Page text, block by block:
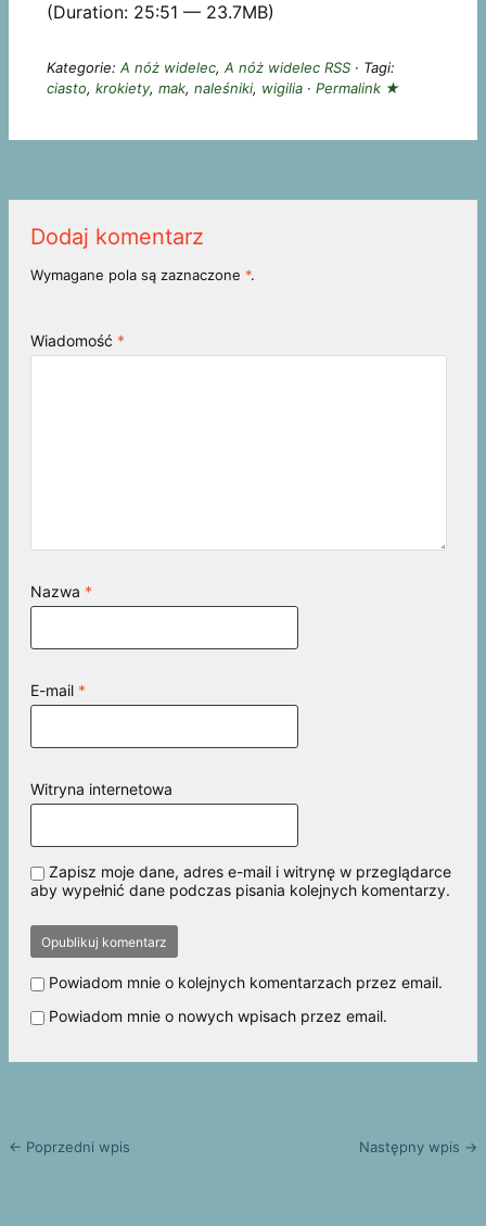
(Duration: 25:51 — 23.7MB)
Kategorie: A nóż widelec, A nóż widelec RSS· Tagi:
ciasto, krokiety, mak, naleśniki, wigilia· Permalink ★
Dodaj komentarz
Wymagane pola są zaznaczone *.
Wiadomość *
Nazwa *
E-mail *
Witryna internetowa
Zapisz moje dane, adres e-mail i witrynę w przeglądarce
aby wypełnić dane podczas pisania kolejnych komentarzy.
Powiadom mnie o kolejnych komentarzach przez email.
Powiadom mnie o nowych wpisach przez email.
← Poprzedni wpis Następny wpis →